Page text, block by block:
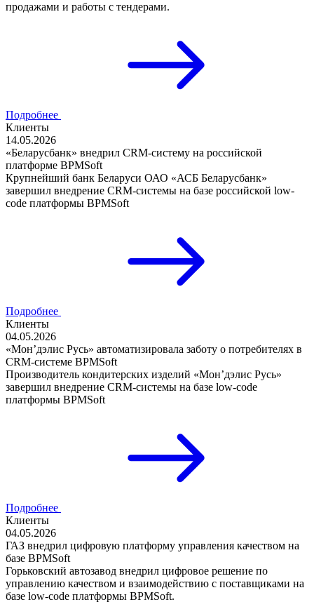
продажами и работы с тендерами.
Подробнее
Клиенты
14.05.2026
«Беларусбанк» внедрил CRM-систему на российской
платформе BPMSoft
Крупнейший банк Беларуси ОАО «АСБ Беларусбанк»
завершил внедрение CRM-системы на базе российской low-
code платформы BPMSoft
Подробнее
Клиенты
04.05.2026
«Мон’дэлис Русь» автоматизировала заботу о потребителях в
CRM-системе BPMSoft
Производитель кондитерских изделий «Мон’дэлис Русь»
завершил внедрение CRM-системы на базе low-code
платформы BPMSoft
Подробнее
Клиенты
04.05.2026
ГАЗ внедрил цифровую платформу управления качеством на
базе BPMSoft
Горьковский автозавод внедрил цифровое решение по
управлению качеством и взаимодействию с поставщиками на
базе low-code платформы BPMSoft.